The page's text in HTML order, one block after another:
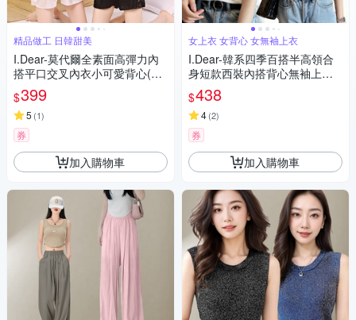
精品做工 日韓甜美
I.Dear-莫代爾全素面高彈力內
搭平口交叉內衣小可愛背心(3
色2入)
$399
5 (1)
券
加入購物車
女上衣 女背心 女無袖上衣
I.Dear-韓系四季百搭半高領合
身短款西裝內搭背心無袖上衣
(6色)
$438
4(2)
券
加入購物車